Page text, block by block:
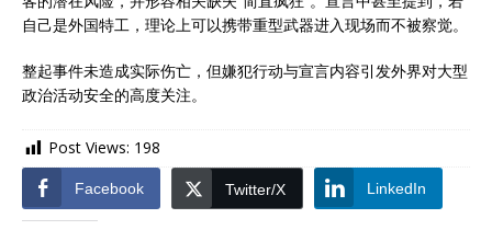
自己是外国特工，理论上可以携带重型武器进入现场而不被察觉。
整起事件未造成实际伤亡，但嫌犯行动与宣言内容引发外界对大型
政治活动安全的高度关注。
Post Views: 198
Facebook Twitter/X LinkedIn